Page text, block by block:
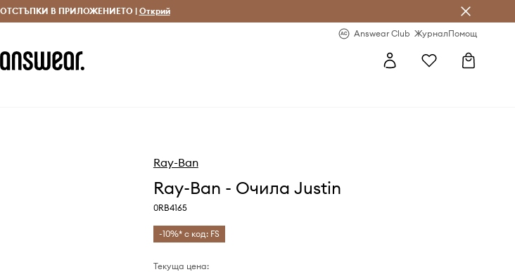
EUR Доставка 1-5 дни
ОТСТЪПКИ В ПРИЛОЖЕНИЕТО | Открий
Answear Club ЖурналПомощ
Ray-Ban
Ray-Ban - Очила Justin
0RB4165
-10%* с код: FS
Текуща цена: